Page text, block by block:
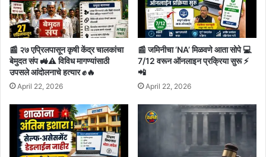
📰 २७ एप्रिलपासून कृषी केंद्र चालकांचा
बेमुदत संप 🚜⚠️ विविध मागण्यांसाठी
उपसले आंदोलनाचे हत्यार ✊🔥
April 22, 2026
📰 जमिनीचा ‘NA’ मिळवणे आता सोपे 💻
7/12 वरून ऑनलाइन प्रक्रिया सुरू ⚡
📲
April 22, 2026